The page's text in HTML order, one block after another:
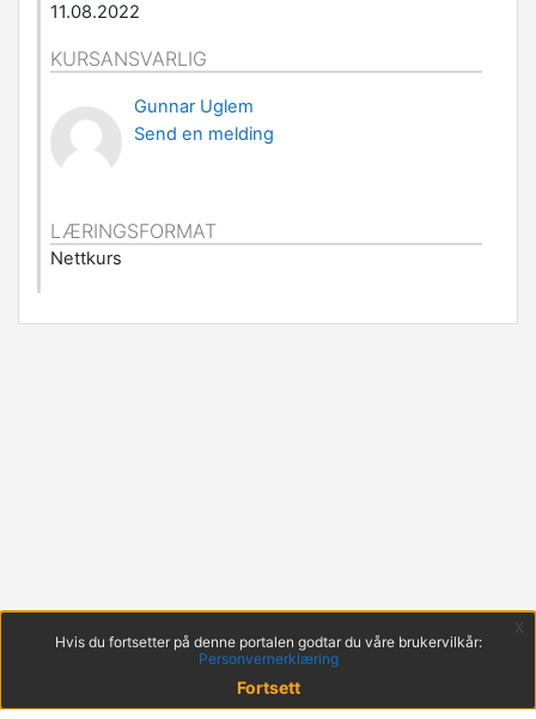
11.08.2022
KURSANSVARLIG
Gunnar Uglem
Send en melding
LÆRINGSFORMAT
Nettkurs
Hvis du fortsetter på denne portalen godtar du våre brukervilkår:
Personvernerklæring
Fortsett
x